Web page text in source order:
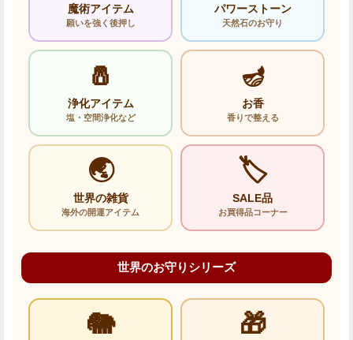
魔術アイテム
願いを強く後押し
パワーストーン
天然石のお守り
🧂
浄化アイテム
塩・空間浄化など
🪔
お香
香りで整える
🌏
世界の雑貨
海外の開運アイテム
🏷️
SALE品
お買得品コーナー
世界のお守りシリーズ
🐘 🎁